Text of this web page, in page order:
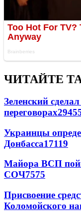
ЧИТАЙТЕ
Зеленский
переговорах
Украинцы
Донбасса17119
Майора ВСП
СОЧ7575
Присвоение
Коломойского